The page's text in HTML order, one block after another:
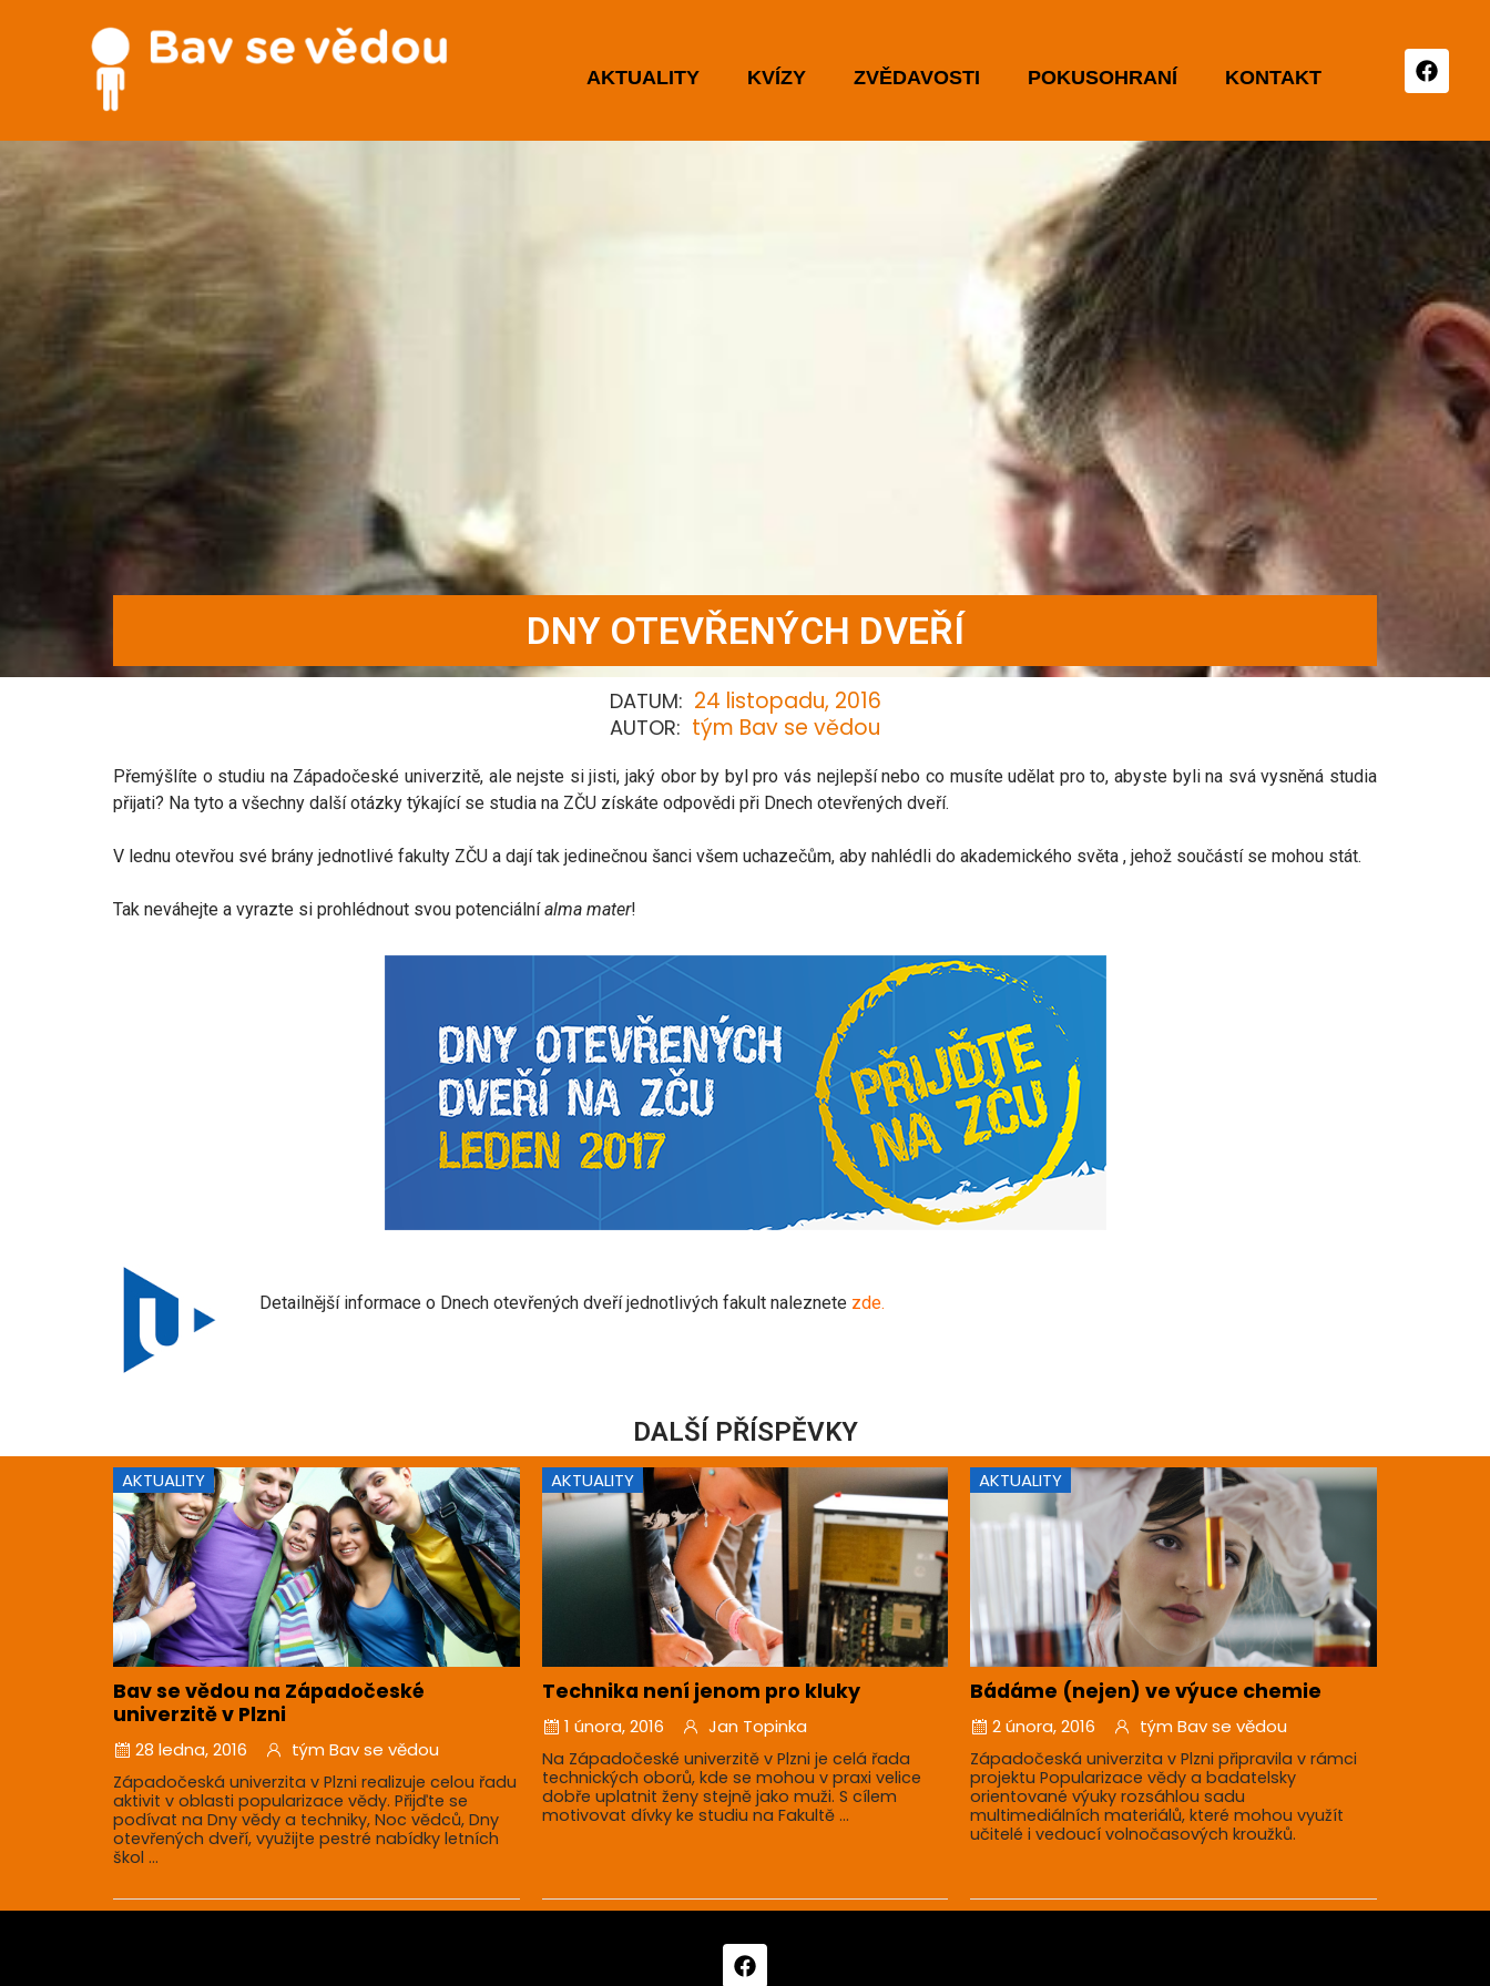
AKTUALITY KVÍZY ZVĚDAVOSTI POKUSOHRANÍ KONTAKT
DNY OTEVŘENÝCH DVEŘÍ
DATUM: 24 listopadu, 2016
AUTOR: tým Bav se vědou
Přemýšlíte o studiu na Západočeské univerzitě, ale nejste si jisti, jaký obor by byl pro vás nejlepší nebo co musíte udělat pro to, abyste byli na svá vysněná studia
přijati? Na tyto a všechny další otázky týkající se studia na ZČU získáte odpovědi při Dnech otevřených dveří.
V lednu otevřou své brány jednotlivé fakulty ZČU a dají tak jedinečnou šanci všem uchazečům, aby nahlédli do akademického světa , jehož součástí se mohou stát.
Tak neváhejte a vyrazte si prohlédnout svou potenciálníalma mater!
Detailnější informace o Dnech otevřených dveří jednotlivých fakult naleznete zde.
DALŠÍ PŘÍSPĚVKY
AKTUALITY
Bav se vědou na Západočeské
univerzitě v Plzni
28 ledna, 2016 tým Bav se vědou
Západočeská univerzita v Plzni realizuje celou řadu
aktivit v oblasti popularizace vědy. Přijďte se
podívat na Dny vědy a techniky, Noc vědců, Dny
otevřených dveří, využijte pestré nabídky letních
škol ...
AKTUALITY
Technika není jenom pro kluky
1 února, 2016 Jan Topinka
Na Západočeské univerzitě v Plzni je celá řada
technických oborů, kde se mohou v praxi velice
dobře uplatnit ženy stejně jako muži. S cílem
motivovat dívky ke studiu na Fakultě ...
AKTUALITY
Bádáme (nejen) ve výuce chemie
2 února, 2016 tým Bav se vědou
Západočeská univerzita v Plzni připravila v rámci
projektu Popularizace vědy a badatelsky
orientované výuky rozsáhlou sadu
multimediálních materiálů, které mohou využít
učitelé i vedoucí volnočasových kroužků.